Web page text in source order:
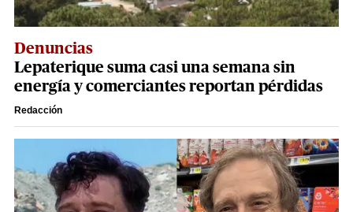
Denuncias
Lepaterique suma casi una semana sin
energía y comerciantes reportan pérdidas
Redacción